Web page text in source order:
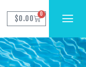
$0.00
0